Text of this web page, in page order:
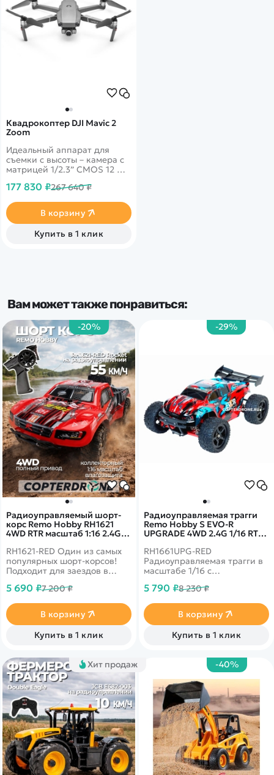
Квадрокоптер DJI Mavic 2
Zoom
Идеальный аппарат для
съемки с высоты – камера с
матрицей 1/2.3” CMOS 12 Мп
зумом для сверхвысокого
Видео 4K. Дальность до 8 км.
Полет 31 минуту.
177 830 ₽267 640 ₽
В корзину
Купить в 1 клик
Вам может также понравиться:
-29%
Радиоуправляемая трагги
Remo Hobby S EVO-R
UPGRADE 4WD 2.4G 1/16 RTR
RH1661UPG-RED
Радиоуправляемая трагги в
масштабе 1/16 с
390 класса и
приемником 3 в 1.
Тюнинговые детали
установлены сразу на
заводе.
5 790 ₽8 230 ₽
В корзину
Купить в 1 клик
-20%
Радиоуправляемый шорт-
корс Remo Hobby RH1621
4WD RTR масштаб 1:16 2.4G -
RH1621-RED Один из самых
популярных шорт-корсов!
Подходит для заездов в
полный привод, масштаб
5 690 ₽7 200 ₽
В корзину
Купить в 1 клик
Хит продаж -40%